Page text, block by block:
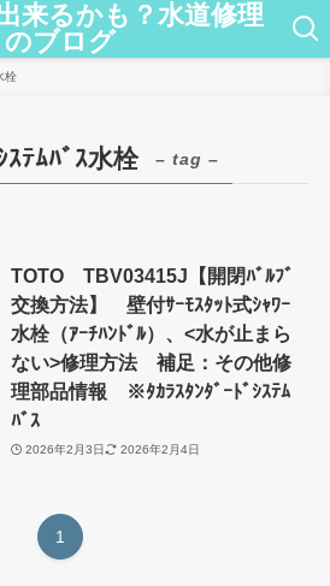
来るかも？水道修理
のブログ
栓
ﾃﾑﾊﾞｽ水栓 – tag –
TOTO TBV03415J【開閉ﾊﾞﾙﾌﾞ
交換方法】 壁付ｻｰﾓｽﾀｯﾄ式ｼｬﾜｰ
水栓（ｱｰﾁﾊﾝﾄﾞﾙ）、<水が止まら
ない>修理方法 補足：その他修
理部品情報 ※ﾀｶﾗｽﾀﾝﾀﾞｰﾄﾞｼｽﾃﾑ
ﾊﾞｽ
2026年2月3日 2026年2月4日
1